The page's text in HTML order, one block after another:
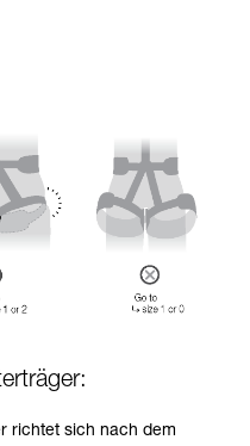
richtet sich nach dem